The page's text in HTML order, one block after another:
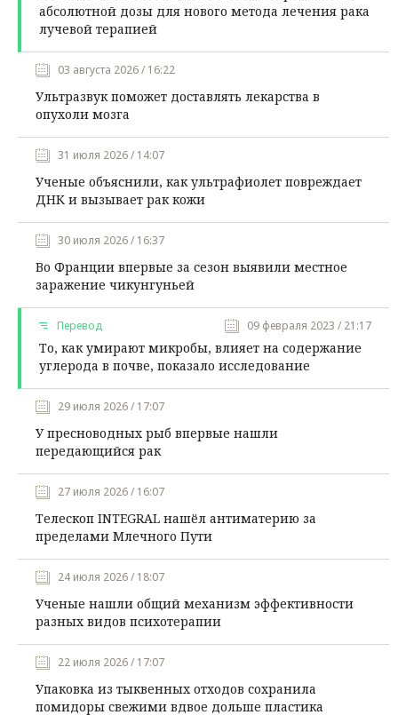
абсолютной дозы для нового метода лечения рака
лучевой терапией
03 августа 2026 / 16:22
Ультразвук поможет доставлять лекарства в
опухоли мозга
31 июля 2026 / 14:07
Ученые объяснили, как ультрафиолет повреждает
ДНК и вызывает рак кожи
30 июля 2026 / 16:37
Во Франции впервые за сезон выявили местное
заражение чикунгуньей
Перевод 09 февраля 2023 / 21:17
То, как умирают микробы, влияет на содержание
углерода в почве, показало исследование
29 июля 2026 / 17:07
У пресноводных рыб впервые нашли
передающийся рак
27 июля 2026 / 16:07
Телескоп INTEGRAL нашёл антиматерию за
пределами Млечного Пути
24 июля 2026 / 18:07
Ученые нашли общий механизм эффективности
разных видов психотерапии
22 июля 2026 / 17:07
Упаковка из тыквенных отходов сохранила
помидоры свежими вдвое дольше пластика